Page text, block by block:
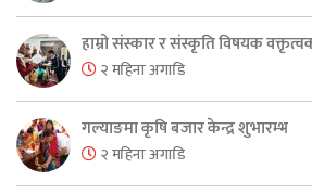
हाम्रो संस्कार र संस्कृति विषयक
२ महिना अगाडि
गल्याङमा कृषि बजार केन्द्र शुभारम्भ
२ महिना अगाडि